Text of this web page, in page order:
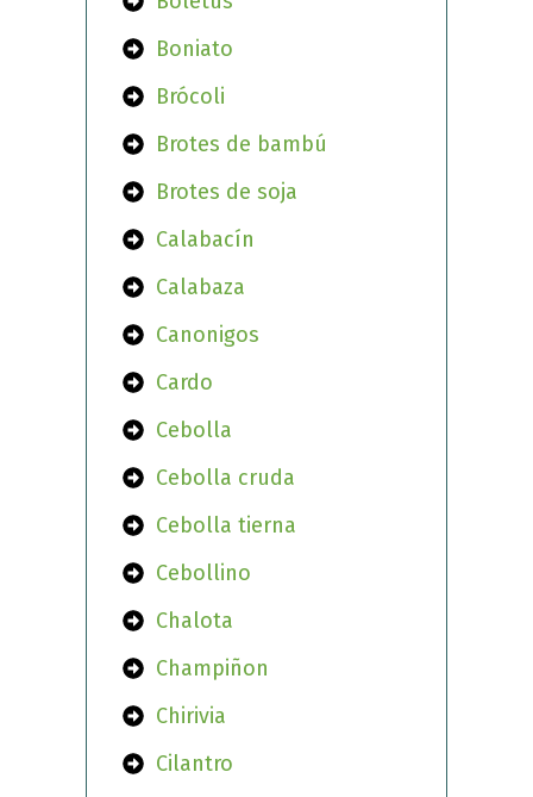
Boniato
Brócoli
Brotes de bambú
Brotes de soja
Calabacín
Calabaza
Canonigos
Cardo
Cebolla
Cebolla cruda
Cebolla tierna
Cebollino
Chalota
Champiñon
Chirivia
Cilantro